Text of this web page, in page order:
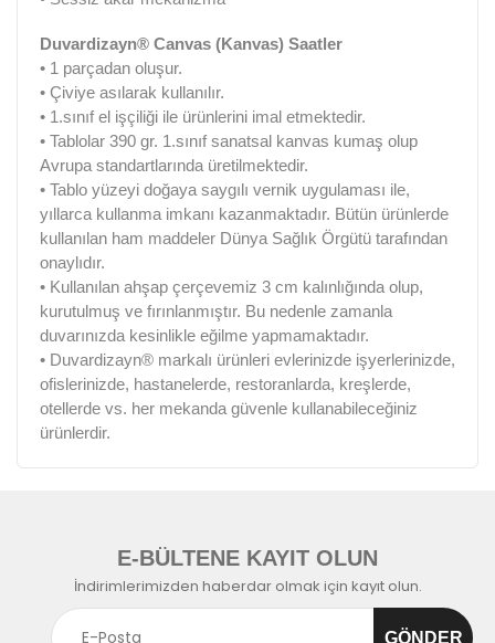
Duvardizayn® Canvas (Kanvas) Saatler
• 1 parçadan oluşur.
• Çiviye asılarak kullanılır.
• 1.sınıf el işçiliği ile ürünlerini imal etmektedir.
• Tablolar 390 gr. 1.sınıf sanatsal kanvas kumaş olup
Avrupa standartlarında üretilmektedir.
• Tablo yüzeyi doğaya saygılı vernik uygulaması ile,
yıllarca kullanma imkanı kazanmaktadır. Bütün ürünlerde
kullanılan ham maddeler Dünya Sağlık Örgütü tarafından
onaylıdır.
• Kullanılan ahşap çerçevemiz 3 cm kalınlığında olup,
kurutulmuş ve fırınlanmıştır. Bu nedenle zamanla
duvarınızda kesinlikle eğilme yapmamaktadır.
• Duvardizayn® markalı ürünleri evlerinizde işyerlerinizde,
ofislerinizde, hastanelerde, restoranlarda, kreşlerde,
otellerde vs. her mekanda güvenle kullanabileceğiniz
ürünlerdir.
E-BÜLTENE KAYIT OLUN
İndirimlerimizden haberdar olmak için kayıt olun.